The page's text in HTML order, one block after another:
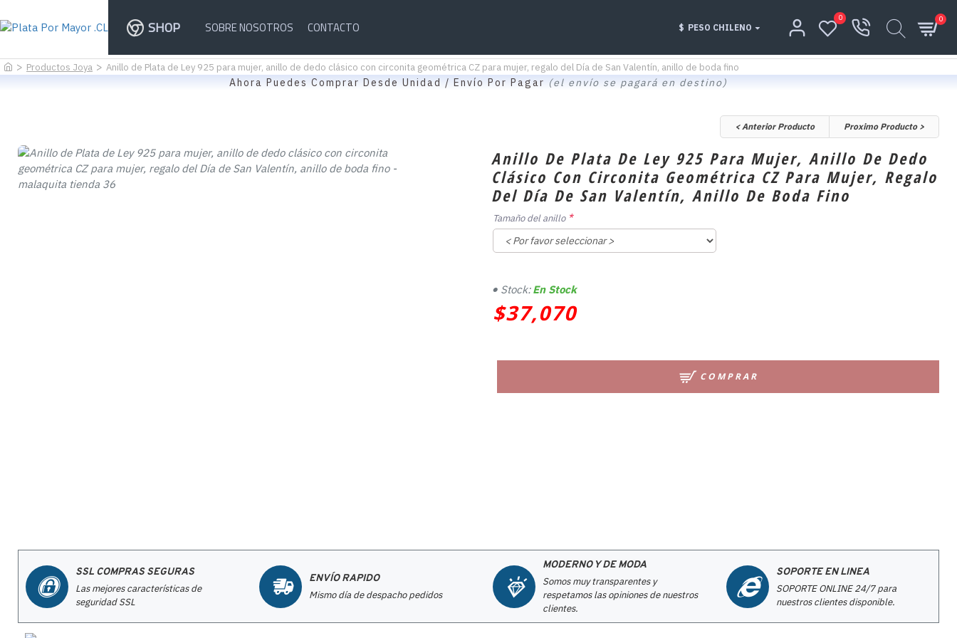
SHOP SOBRE NOSOTROS CONTACTO $ PESO CHILENO
0 0
Productos Joya Anillo de Plata de Ley 925 para mujer, anillo de dedo clásico con circonita geométrica CZ para mujer, regalo del Día de San Valentín, anillo de boda fino
Ahora Puedes Comprar Desde Unidad / Envío Por Pagar (el envío se pagará en destino)
< Anterior Producto Proximo Producto >
Anillo De Plata De Ley 925 Para Mujer, Anillo De Dedo
Clásico Con Circonita Geométrica CZ Para Mujer, Regalo
Del Día De San Valentín, Anillo De Boda Fino
$37,070
Stock: En Stock
Tamaño del anillo
COMPRAR
SSL COMPRAS SEGURAS
Las mejores características de
seguridad SSL
ENVÍO RAPIDO
Mismo día de despacho pedidos
MODERNO Y DE MODA
Somos muy transparentes y
respetamos las opiniones de nuestros
clientes.
SOPORTE EN LINEA
SOPORTE ONLINE 24/7 para
nuestros clientes disponible.